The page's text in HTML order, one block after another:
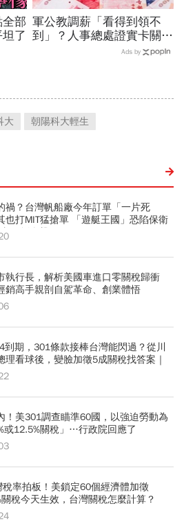
部
了
軍公教調薪「看得到領不
到」？人事總處證實卡關，
公務員2千元專業加給、加
Ads by
大 朝陽科大輕生
禍？台灣帆船廠今年訂單「一片死
也打MIT猛搶單 「遊艇王國」恐陷保衛
、劉姿麟
執行長，解析美國車進口零關稅歸衝
銷高手親剖自駕革命、創業體悟
期，301條款接棒台灣能閃過？從川
理看球後，變臉加徵5成關稅找答案｜
！美301調查瞄準60國，以強迫勞動為
或12.5%關稅」…行政院回應了
率拍板！美鎖定60個經濟體加徵
關稅今天生效，台灣關稅怎麼計算？